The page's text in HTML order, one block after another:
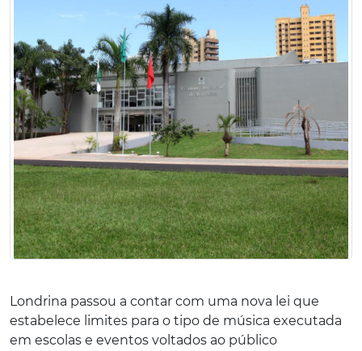
Londrina passou a contar com uma nova lei que
estabelece limites para o tipo de música executada
em escolas e eventos voltados ao público